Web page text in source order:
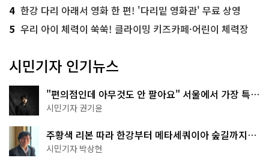
4 한강 다리 아래서 영화 한 편! '다리밑 영화관' 무료 상영
5 우리 아이 체력이 쑥쑥! 클라이밍 키즈카페·어린이 체력장
시민기자 인기뉴스
"편의점인데 아무것도 안 팔아요" 서울에서 가장 특별
한 편의점의 정체
시민기자 권기윤
주황색 리본 따라 한강부터 메타세쿼이아 숲길까지…
서울둘레길 15코스
시민기자 박상현